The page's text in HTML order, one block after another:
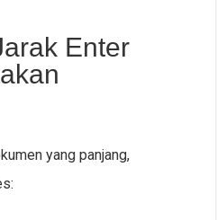
Enter
yang panjang,